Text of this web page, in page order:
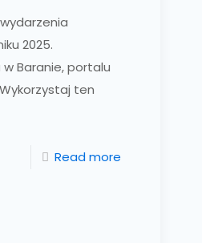
2025.
w Baranie, portalu
ten
Read more